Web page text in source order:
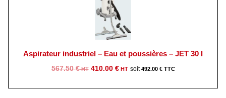
Aspirateur industriel – Eau et poussières – JET 30 I
567.50€
Le
410.00 €
Le
492.00 €